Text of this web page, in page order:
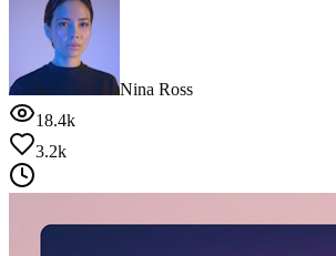
Nina Ross
18.4k
3.2k